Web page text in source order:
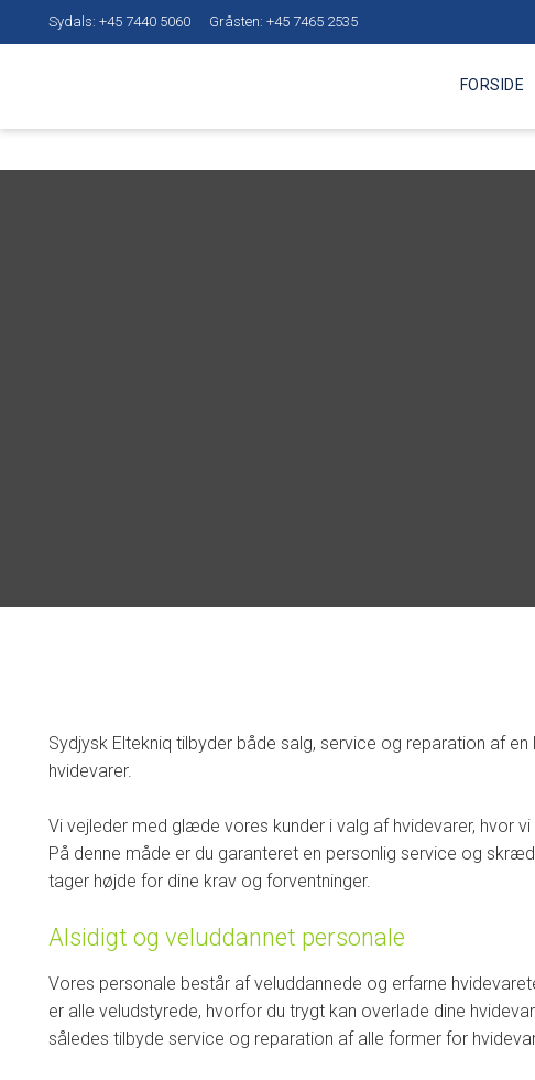
Sydals: +45 7440 5060 Gråsten: +45 7465 2535
FORSIDE
​Sydjysk Eltekniq tilbyder både salg, service og reparation af
hvidevarer.
Vi vejleder med glæde vores kunder i valg af hvidevarer, hvor
På denne måde er du garanteret en personlig service og
tager højde for dine krav og forventninger.
Alsidigt og veluddannet personale
Vores personale består af veluddannede og erfarne
er alle veludstyrede, hvorfor du trygt kan overlade dine
således tilbyde service og reparation af alle former for